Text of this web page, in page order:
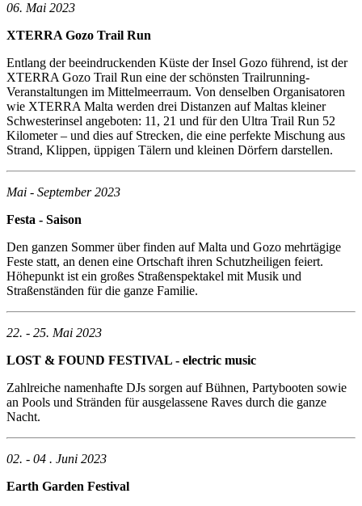
06. Mai 2023
XTERRA Gozo Trail Run
Entlang der beeindruckenden Küste der Insel Gozo führend, ist der
XTERRA Gozo Trail Run eine der schönsten Trailrunning-
Veranstaltungen im Mittelmeerraum. Von denselben Organisatoren
wie XTERRA Malta werden drei Distanzen auf Maltas kleiner
Schwesterinsel angeboten: 11, 21 und für den Ultra Trail Run 52
Kilometer – und dies auf Strecken, die eine perfekte Mischung aus
Strand, Klippen, üppigen Tälern und kleinen Dörfern darstellen.
Mai - September 2023
Festa - Saison
Den ganzen Sommer über finden auf Malta und Gozo mehrtägige
Feste statt, an denen eine Ortschaft ihren Schutzheiligen feiert.
Höhepunkt ist ein großes Straßenspektakel mit Musik und
Straßenständen für die ganze Familie.
22. - 25. Mai 2023
LOST & FOUND FESTIVAL - electric music
Zahlreiche namenhafte DJs sorgen auf Bühnen, Partybooten sowie
an Pools und Stränden für ausgelassene Raves durch die ganze
Nacht.
02. - 04 . Juni 2023
Earth Garden Festival